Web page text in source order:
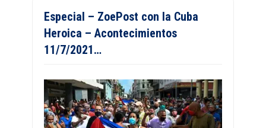
Especial – ZoePost con la Cuba
Heroica – Acontecimientos
11/7/2021…